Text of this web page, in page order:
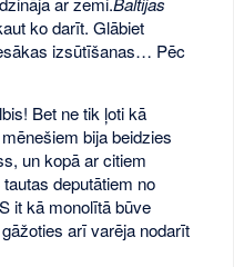
ko darīt. Glābiet
izsūtīšanas… Pēc
Bet ne tik ļoti kā
bija beidzies
un kopā ar citiem
deputātiem no
it kā monolītā būve
arī varēja nodarīt